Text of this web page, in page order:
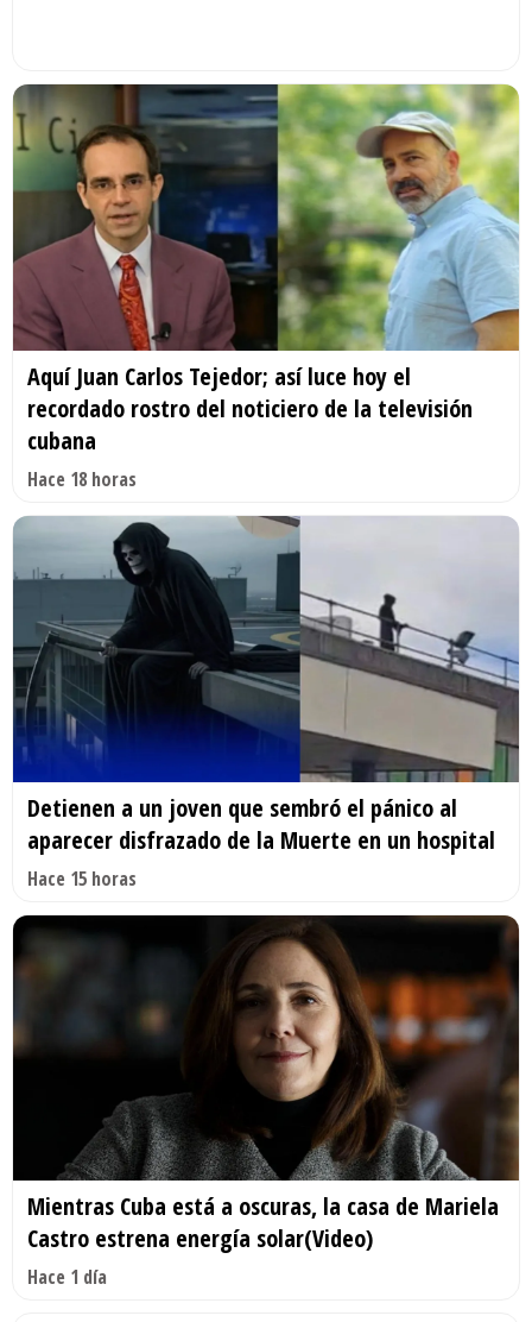
Aquí Juan Carlos Tejedor; así luce hoy el
recordado rostro del noticiero de la televisión
cubana
Hace 18 horas
Detienen a un joven que sembró el pánico al
aparecer disfrazado de la Muerte en un hospital
Hace 15 horas
Mientras Cuba está a oscuras, la casa de Mariela
Castro estrena energía solar(Video)
Hace 1 día